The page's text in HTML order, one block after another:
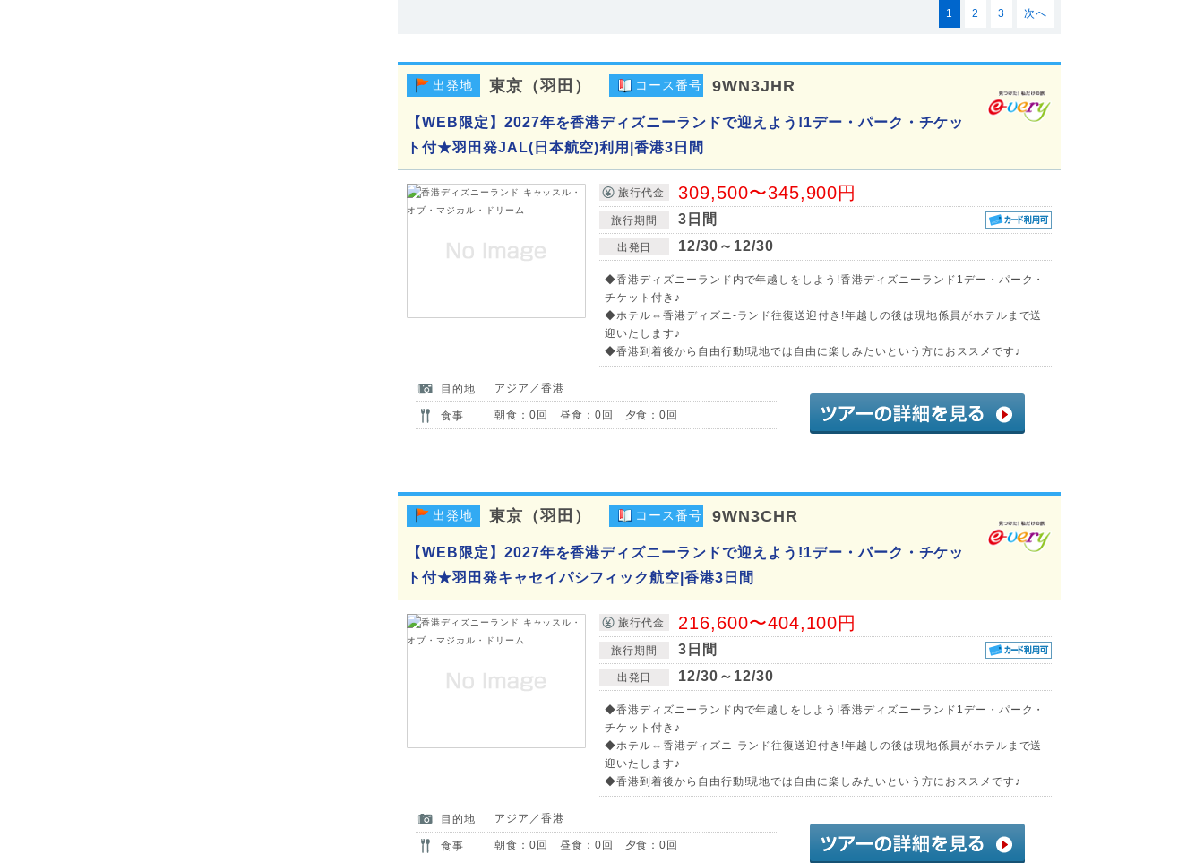
1 2 3 次へ
出発地 東京（羽田） コース番号 9WN3JHR
【WEB限定】2027年を香港ディズニーランドで迎えよう!1デー・パーク・チケッ
ト付★羽田発JAL(日本航空)利用|香港3日間
旅行代金 309,500〜345,900円
旅行期間 3日間
出発日 12/30～12/30
◆香港ディズニーランド内で年越しをしよう!香港ディズニーランド1デー・パーク・
チケット付き♪
◆ホテル⇔香港ディズニ-ランド往復送迎付き!年越しの後は現地係員がホテルまで送
迎いたします♪
◆香港到着後から自由行動!現地では自由に楽しみたいという方におススメです♪
目的地 アジア／香港
食事 朝食：0回 昼食：0回 夕食：0回
出発地 東京（羽田） コース番号 9WN3CHR
【WEB限定】2027年を香港ディズニーランドで迎えよう!1デー・パーク・チケッ
ト付★羽田発キャセイパシフィック航空|香港3日間
旅行代金 216,600〜404,100円
旅行期間 3日間
出発日 12/30～12/30
◆香港ディズニーランド内で年越しをしよう!香港ディズニーランド1デー・パーク・
チケット付き♪
◆ホテル⇔香港ディズニ-ランド往復送迎付き!年越しの後は現地係員がホテルまで送
迎いたします♪
◆香港到着後から自由行動!現地では自由に楽しみたいという方におススメです♪
目的地 アジア／香港
食事 朝食：0回 昼食：0回 夕食：0回